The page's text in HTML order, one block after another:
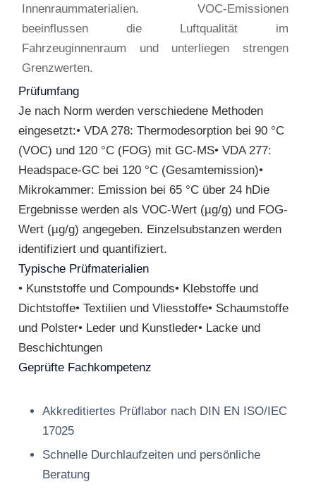
Innenraummaterialien. VOC-Emissionen
beeinflussen die Luftqualität im
Fahrzeuginnenraum und unterliegen strengen
Grenzwerten.
Prüfumfang
Je nach Norm werden verschiedene Methoden
eingesetzt:• VDA 278: Thermodesorption bei 90 °C
(VOC) und 120 °C (FOG) mit GC-MS• VDA 277:
Headspace-GC bei 120 °C (Gesamtemission)•
Mikrokammer: Emission bei 65 °C über 24 hDie
Ergebnisse werden als VOC-Wert (µg/g) und FOG-
Wert (µg/g) angegeben. Einzelsubstanzen werden
identifiziert und quantifiziert.
Typische Prüfmaterialien
• Kunststoffe und Compounds• Klebstoffe und
Dichtstoffe• Textilien und Vliesstoffe• Schaumstoffe
und Polster• Leder und Kunstleder• Lacke und
Beschichtungen
Geprüfte Fachkompetenz
Akkreditiertes Prüflabor nach DIN EN ISO/IEC
17025
Schnelle Durchlaufzeiten und persönliche
Beratung